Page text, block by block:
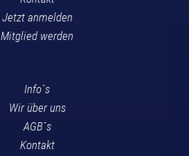
Jetzt anmelden
Mitglied werden
Info´s
Wir über uns
AGB´s
Kontakt